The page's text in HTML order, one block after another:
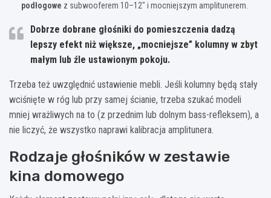
podłogowe z subwooferem 10–12″ i mocniejszym amplitunerem.
Dobrze dobrane głośniki do pomieszczenia dadzą
lepszy efekt niż większe, „mocniejsze” kolumny w zbyt
małym lub źle ustawionym pokoju.
Trzeba też uwzględnić ustawienie mebli. Jeśli kolumny będą stały
wciśnięte w róg lub przy samej ścianie, trzeba szukać modeli
mniej wrażliwych na to (z przednim lub dolnym bass-refleksem), a
nie liczyć, że wszystko naprawi kalibracja amplitunera.
Rodzaje głośników w zestawie
kina domowego